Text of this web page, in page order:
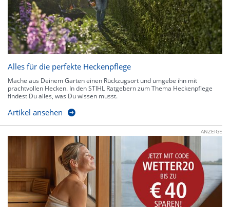
Alles für die perfekte Heckenpflege
Mache aus Deinem Garten einen Rückzugsort und umgebe ihn mit
prachtvollen Hecken. In den STIHL Ratgebern zum Thema Heckenpflege
findest Du alles, was Du wissen musst.
Artikel ansehen
ANZEIGE